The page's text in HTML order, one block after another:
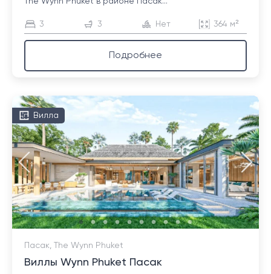
3 3 Нет 364 м²
Подробнее
Вилла
Пасак, The Wynn Phuket
Виллы Wynn Phuket Пасак